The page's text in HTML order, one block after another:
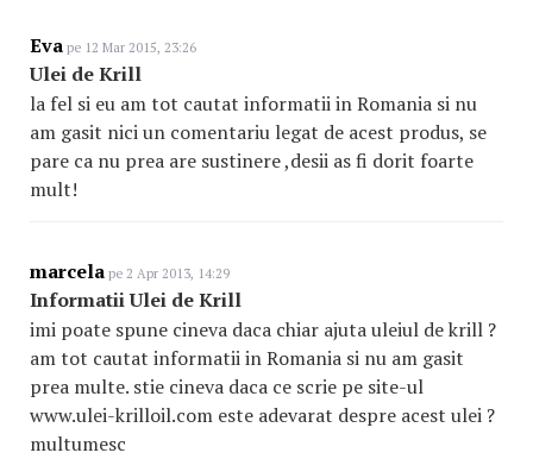
Eva pe 12 Mar 2015, 23:26
Ulei de Krill
la fel si eu am tot cautat informatii in Romania si nu
am gasit nici un comentariu legat de acest produs, se
pare ca nu prea are sustinere ,desii as fi dorit foarte
mult!
marcela pe 2 Apr 2013, 14:29
Informatii Ulei de Krill
imi poate spune cineva daca chiar ajuta uleiul de krill ?
am tot cautat informatii in Romania si nu am gasit
prea multe. stie cineva daca ce scrie pe site-ul
www.ulei-krilloil.com este adevarat despre acest ulei ?
multumesc